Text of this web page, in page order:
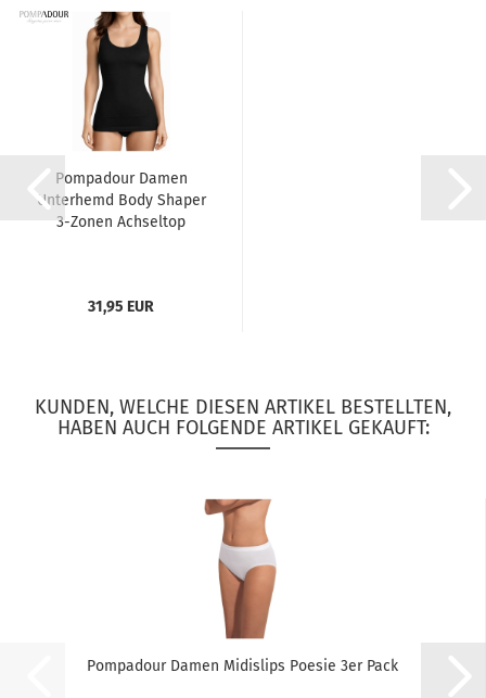
Pompadour Damen
Unterhemd Body Shaper
3-Zonen Achseltop
31,95 EUR
KUNDEN, WELCHE DIESEN ARTIKEL BESTELLTEN,
HABEN AUCH FOLGENDE ARTIKEL GEKAUFT:
Pompadour Damen Midislips Poesie 3er Pack